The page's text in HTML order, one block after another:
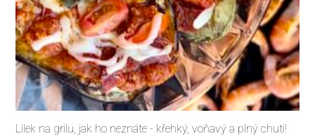
Lilek na grilu, jak ho neznáte - křehký, voňavý a plný chuti!